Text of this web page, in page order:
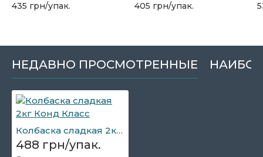
435 грн/упак. 405 грн/упак.
НЕДАВНО ПРОСМОТРЕННЫЕ
Колбаска сладкая 2кг Конд Класс
488 грн/упак.